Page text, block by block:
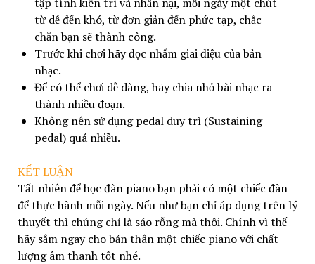
từ dễ đến khó, từ đơn giản đến phức tạp, chắc
chắn bạn sẽ thành công.
Trước khi chơi hãy đọc nhẩm giai điệu của bản
nhạc.
Để có thể chơi dễ dàng, hãy chia nhỏ bài nhạc ra
thành nhiều đoạn.
Không nên sử dụng pedal duy trì (Sustaining
pedal) quá nhiều.
KẾT LUẬN
Tất nhiên để học đàn piano bạn phải có một chiếc đàn
để thực hành mỗi ngày. Nếu như bạn chỉ áp dụng trên lý
thuyết thì chúng chỉ là sáo rỗng mà thôi. Chính vì thế
hãy sắm ngay cho bản thân một chiếc piano với chất
lượng âm thanh tốt nhé.